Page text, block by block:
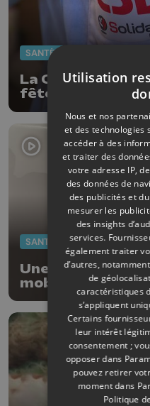
SANTÉ
La Centrale des
fête ses 40 ans
SANTÉ
Une campagne
mobile à Nandrin
Utilisation
Nous et nos
et des technologies
accéder à des
et traiter des
votre adresse IP,
des données de
des publicités et
mesurer les
des insights
services.
également traiter
d’autres,
de
caractéristiques
s’appliquent
Certains
leur intérêt
consentement ;
opposer dans
pouvez retirer
moment dans
Politique